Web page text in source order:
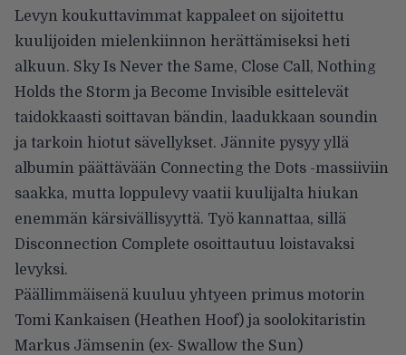
Levyn koukuttavimmat kappaleet on sijoitettu
kuulijoiden mielenkiinnon herättämiseksi heti
alkuun. Sky Is Never the Same, Close Call, Nothing
Holds the Storm ja Become Invisible esittelevät
taidokkaasti soittavan bändin, laadukkaan soundin
ja tarkoin hiotut sävellykset. Jännite pysyy yllä
albumin päättävään Connecting the Dots -massiiviin
saakka, mutta loppulevy vaatii kuulijalta hiukan
enemmän kärsivällisyyttä. Työ kannattaa, sillä
Disconnection Complete osoittautuu loistavaksi
levyksi.
Päällimmäisenä kuuluu yhtyeen primus motorin
Tomi Kankaisen (Heathen Hoof) ja soolokitaristin
Markus Jämsenin (ex- Swallow the Sun)